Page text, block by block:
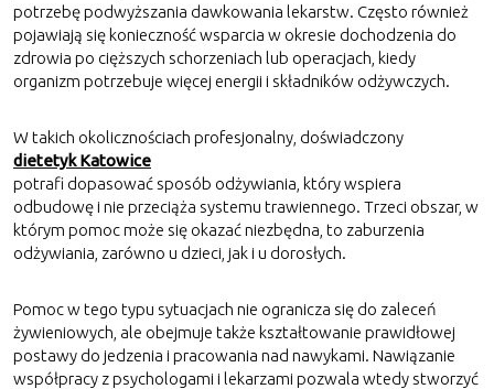
potrzebę podwyższania dawkowania lekarstw. Często również
pojawiają się konieczność wsparcia w okresie dochodzenia do
zdrowia po cięższych schorzeniach lub operacjach, kiedy
organizm potrzebuje więcej energii i składników odżywczych.
W takich okolicznościach profesjonalny, doświadczony
dietetyk Katowice
potrafi dopasować sposób odżywiania, który wspiera
odbudowę i nie przeciąża systemu trawiennego. Trzeci obszar, w
którym pomoc może się okazać niezbędna, to zaburzenia
odżywiania, zarówno u dzieci, jak i u dorosłych.
Pomoc w tego typu sytuacjach nie ogranicza się do zaleceń
żywieniowych, ale obejmuje także kształtowanie prawidłowej
postawy do jedzenia i pracowania nad nawykami. Nawiązanie
współpracy z psychologami i lekarzami pozwala wtedy stworzyć